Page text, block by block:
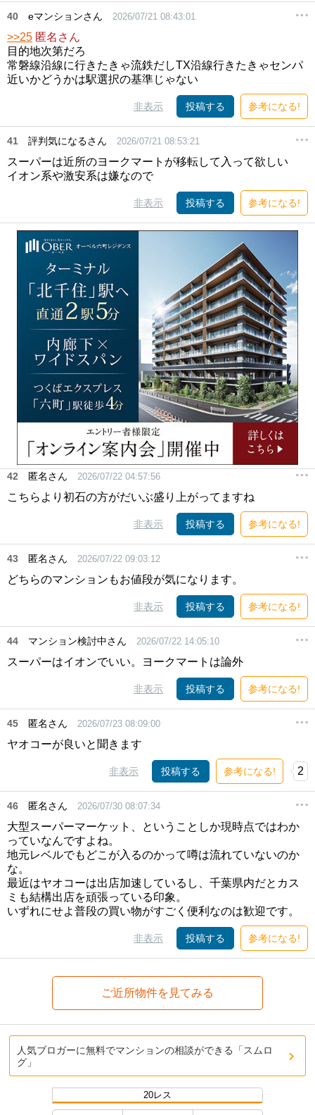
40 eマンションさん 2026/07/21 08:43:01
>>25 匿名さん
目的地次第だろ
常磐線沿線に行きたきゃ流鉄だしTX沿線行きたきゃセンパ
近いかどうかは駅選択の基準じゃない
非表示 投稿する 参考になる!
41 評判気になるさん 2026/07/21 08:53:21
スーパーは近所のヨークマートが移転して入って欲しい
イオン系や激安系は嫌なので
非表示 投稿する 参考になる!
42 匿名さん 2026/07/22 04:57:56
こちらより初石の方がだいぶ盛り上がってますね
非表示 投稿する 参考になる!
43 匿名さん 2026/07/22 09:03:12
どちらのマンションもお値段が気になります。
非表示 投稿する 参考になる!
44 マンション検討中さん 2026/07/22 14:05:10
スーパーはイオンでいい。ヨークマートは論外
非表示 投稿する 参考になる!
45 匿名さん 2026/07/23 08:09:00
ヤオコーが良いと聞きます
非表示 投稿する 参考になる! 2
46 匿名さん 2026/07/30 08:07:34
大型スーパーマーケット、ということしか現時点ではわか
っていなんですよね。
地元レベルでもどこが入るのかって噂は流れていないのか
な。
最近はヤオコーは出店加速しているし、千葉県内だとカス
ミも結構出店を頑張っている印象。
いずれにせよ普段の買い物がすごく便利なのは歓迎です。
非表示 投稿する 参考になる!
ご近所物件を見てみる
人気ブロガーに無料でマンションの相談ができる「スムロ
グ」
20レス